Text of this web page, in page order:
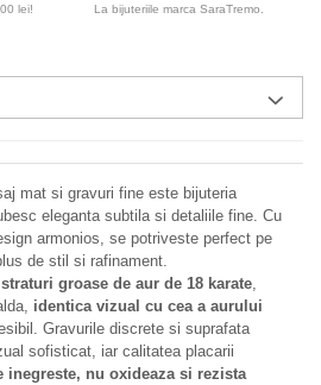
lei! La bijuteriile marca SaraTremo.
mat si gravuri fine este bijuteria
eleganta subtila si detaliile fine. Cu
armonios, se potriveste perfect pe
de stil si rafinament.
groase de aur de 18 karate,
identica vizual cu cea a aurului
Gravurile discrete si suprafata
sofisticat, iar calitatea placarii
inegreste, nu oxideaza si rezista